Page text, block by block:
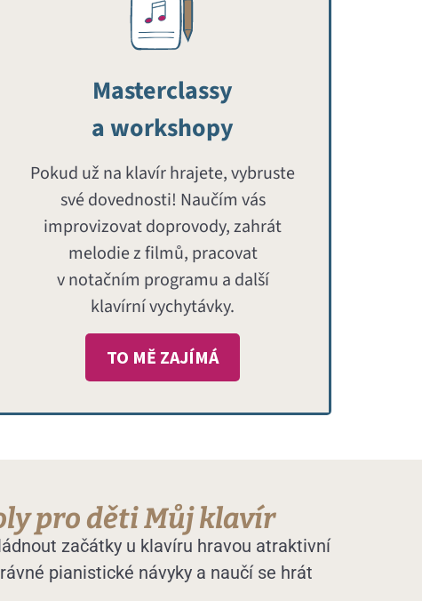
Masterclassy
a workshopy
Pokud už na klavír hrajete, vybruste
své dovednosti! Naučím vás
improvizovat doprovody, zahrát
melodie z filmů, pracovat
v notačním programu a další
klavírní vychytávky.
TO MĚ ZAJÍMÁ
pro děti Můj klavír
začátky u klavíru hravou atraktivní
pianistické návyky a naučí se hrát